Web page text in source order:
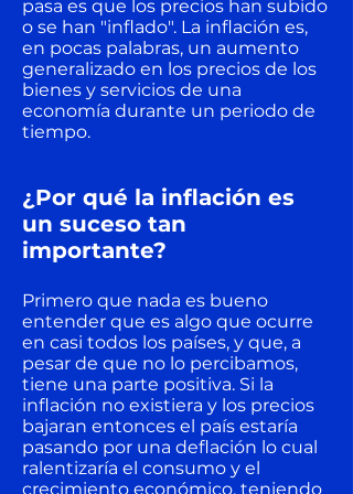
pasa es que los precios han subido
o se han "inflado". La inflación es,
en pocas palabras, un aumento
generalizado en los precios de los
bienes y servicios de una
economía durante un periodo de
tiempo.
¿Por qué la inflación es
un suceso tan
importante?
Primero que nada es bueno
entender que es algo que ocurre
en casi todos los países, y que, a
pesar de que no lo percibamos,
tiene una parte positiva. Si la
inflación no existiera y los precios
bajaran entonces el país estaría
pasando por una deflación lo cual
ralentizaría el consumo y el
crecimiento económico, teniendo